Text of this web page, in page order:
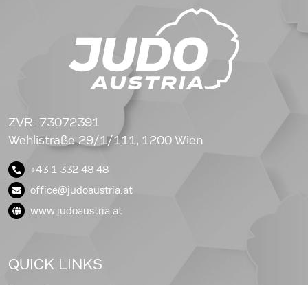
ZVR: 73072391
Wehlistraße 29/1/111, 1200 Wien
+43 1 332 48 48
office@judoaustria.at
www.judoaustria.at
QUICK LINKS